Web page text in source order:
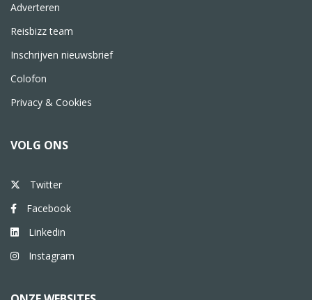
Adverteren
Reisbizz team
Inschrijven nieuwsbrief
Colofon
Privacy & Cookies
VOLG ONS
Twitter
Facebook
Linkedin
Instagram